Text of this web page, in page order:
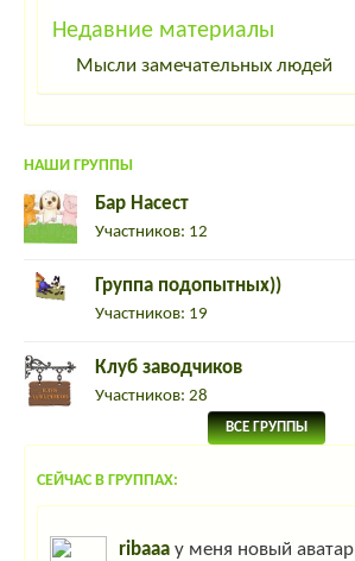
Недавние материалы
Мысли замечательных людей
НАШИ ГРУППЫ
Бар Насест
Участников: 12
Группа подопытных))
Участников: 19
Клуб заводчиков
Участников: 28
ВСЕ ГРУППЫ
СЕЙЧАС В ГРУППАХ:
ribaaa у меня новый аватар